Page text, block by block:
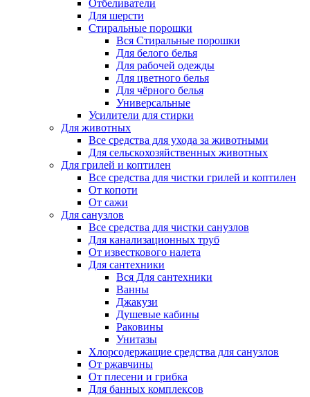
Отбеливатели
Для шерсти
Стиральные порошки
Вся Стиральные порошки
Для белого белья
Для рабочей одежды
Для цветного белья
Для чёрного белья
Универсальные
Усилители для стирки
Для животных
Все средства для ухода за животными
Для сельскохозяйственных животных
Для грилей и коптилен
Все средства для чистки грилей и коптилен
От копоти
От сажи
Для санузлов
Все средства для чистки санузлов
Для канализационных труб
От известкового налета
Для сантехники
Вся Для сантехники
Ванны
Джакузи
Душевые кабины
Раковины
Унитазы
Хлорсодержащие средства для санузлов
От ржавчины
От плесени и грибка
Для банных комплексов